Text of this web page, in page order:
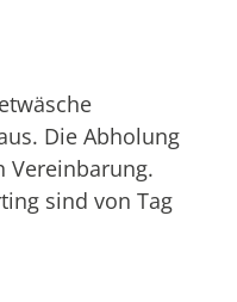
Die Abholung
Vereinbarung.
sind von Tag